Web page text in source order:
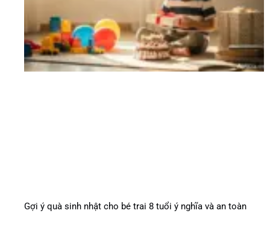
Gợi ý quà sinh nhật cho bé trai 8 tuổi ý nghĩa và an toàn